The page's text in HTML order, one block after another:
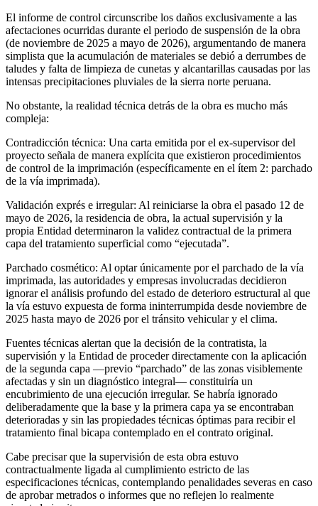
El informe de control circunscribe los daños exclusivamente a las
afectaciones ocurridas durante el periodo de suspensión de la obra
(de noviembre de 2025 a mayo de 2026), argumentando de manera
simplista que la acumulación de materiales se debió a derrumbes de
taludes y falta de limpieza de cunetas y alcantarillas causadas por las
intensas precipitaciones pluviales de la sierra norte peruana.
No obstante, la realidad técnica detrás de la obra es mucho más
compleja:
Contradicción técnica: Una carta emitida por el ex-supervisor del
proyecto señala de manera explícita que existieron procedimientos
de control de la imprimación (específicamente en el ítem 2: parchado
de la vía imprimada).
Validación exprés e irregular: Al reiniciarse la obra el pasado 12 de
mayo de 2026, la residencia de obra, la actual supervisión y la
propia Entidad determinaron la validez contractual de la primera
capa del tratamiento superficial como “ejecutada”.
Parchado cosmético: Al optar únicamente por el parchado de la vía
imprimada, las autoridades y empresas involucradas decidieron
ignorar el análisis profundo del estado de deterioro estructural al que
la vía estuvo expuesta de forma ininterrumpida desde noviembre de
2025 hasta mayo de 2026 por el tránsito vehicular y el clima.
Fuentes técnicas alertan que la decisión de la contratista, la
supervisión y la Entidad de proceder directamente con la aplicación
de la segunda capa —previo “parchado” de las zonas visiblemente
afectadas y sin un diagnóstico integral— constituiría un
encubrimiento de una ejecución irregular. Se habría ignorado
deliberadamente que la base y la primera capa ya se encontraban
deterioradas y sin las propiedades técnicas óptimas para recibir el
tratamiento final bicapa contemplado en el contrato original.
Cabe precisar que la supervisión de esta obra estuvo
contractualmente ligada al cumplimiento estricto de las
especificaciones técnicas, contemplando penalidades severas en caso
de aprobar metrados o informes que no reflejen lo realmente